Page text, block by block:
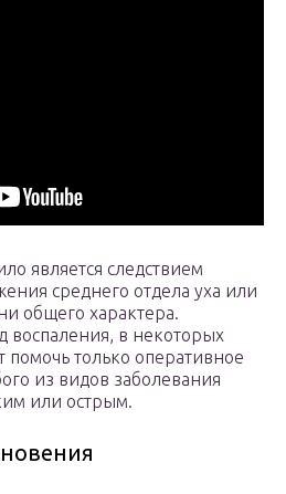
является следствием
среднего отдела уха или
общего характера.
воспаления, в некоторых
помочь только оперативное
из видов заболевания
или острым.